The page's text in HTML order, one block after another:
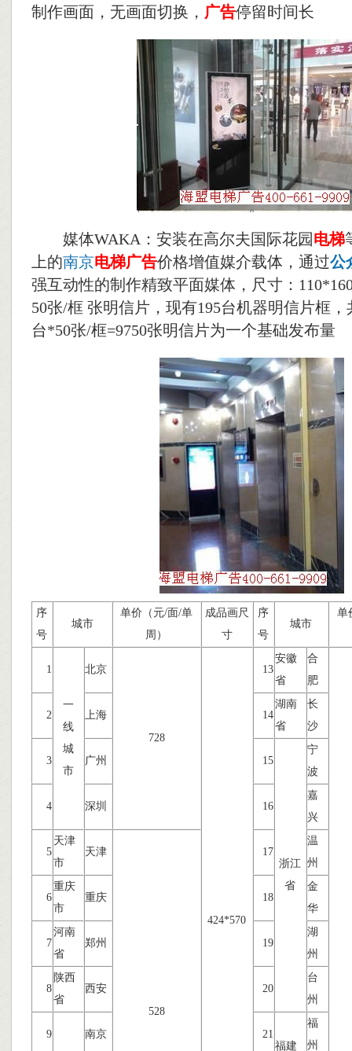
制作画面，无画面切换， 广告停留时间长
媒体WAKA：安装在高尔夫国际花园电梯
上的南京电梯广告价格增值媒介载体，通过公
强互动性的制作精致平面媒体，尺寸：
50张/框 张明信片，现有195台机器明信片框，
台*50张/框=9750张明信片为一个基础发布量
序
号
城市
单价（元/面/单
周）
成品画尺
寸
序
号
城市
单
1
一
线
城
市
北京
728
424*570
13
安徽
省
合
肥
2 上海 14
湖南
省
长
沙
3 广州 15
浙江
省
宁
波
4 深圳 16
嘉
兴
5
天津
市
天津
528
17
温
州
6
重庆
市
重庆 18
金
华
7
河南
省
郑州 19
湖
州
8
陕西
省
西安 20
台
州
9 南京
21
福建
福
州